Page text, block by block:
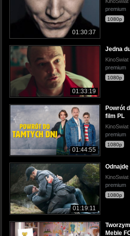
01:30:37
premium
1080p
01:33:19
Jedna
KinoSwiat
premium
1080p
01:44:55
Powrót
film PL
KinoSwiat
premium
1080p
01:19:11
Odnajdę
KinoSwiat
premium
1080p
Meble